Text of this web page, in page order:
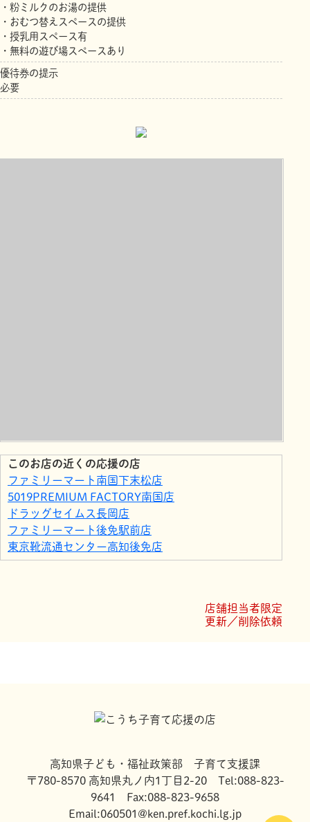
・粉ミルクのお湯の提供
・おむつ替えスペースの提供
・授乳用スペース有
・無料の遊び場スぺースあり
優待券の提示
必要
このお店の近くの応援の店
ファミリーマート南国下末松店
5019PREMIUM FACTORY南国店
ドラッグセイムス長岡店
ファミリーマート後免駅前店
東京靴流通センター高知後免店
高知県立歴史民俗資料館
店舗担当者限定
更新／削除依頼
高知県子ども・福祉政策部 子育て支援課
〒780-8570 高知県丸ノ内1丁目2-20 Tel:088-823-
9641 Fax:088-823-9658
Email:060501@ken.pref.kochi.lg.jp